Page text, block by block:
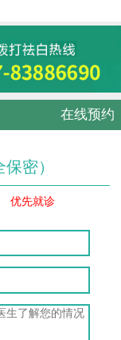
在线预约
密）
优先就诊